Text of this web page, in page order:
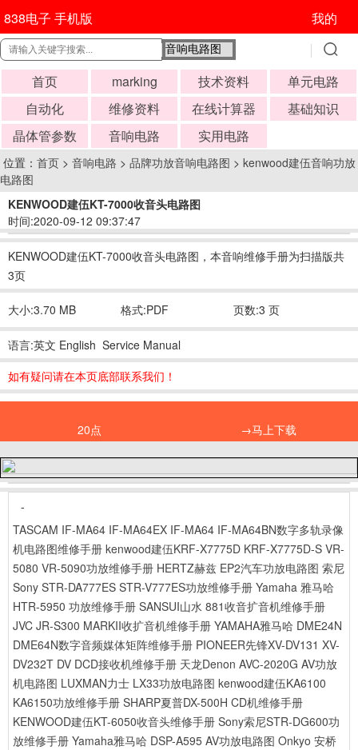
838电子 手机版 我的
首页 marking 技术资料
单元电路
自动化
维修资料 在线计算器
基础知识
晶体管参数
音响电路 实用电路
位置： 首页 > 音响电路 > 品牌功放音响电路图 > kenwood建伍音响功放
电路图
KENWOOD建伍KT-7000收音头电路图
时间:2020-09-12 09:37:47
KENWOOD建伍KT-7000收音头电路图，本音响维修手册为扫描版共
3页
大小:3.70 MB 格式:PDF 页数:3 页
语言:英文 English Service Manual
如有疑问请在本页底部联系我们！
20点 →马上下载
-
TASCAM IF-MA64 IF-MA64EX IF-MA64 IF-MA64BN数字多轨录像
机电路图维修手册 kenwood建伍KRF-X7775D KRF-X7775D-S VR-
5080 VR-5090功放维修手册 HERTZ赫兹 EP2汽车功放电路图 索尼
Sony STR-DA777ES STR-V777ES功放维修手册 Yamaha 雅马哈
HTR-5950 功放维修手册 SANSUI山水 881收音扩音机维修手册
JVC JR-S300 MARKII收扩音机维修手册 YAMAHA雅马哈 DME24N
DME64N数字音频媒体矩阵维修手册 PIONEER先锋XV-DV131 XV-
DV232T DV DCD接收机维修手册 天龙Denon AVC-2020G AV功放
机电路图 LUXMAN力士 LX33功放电路图 kenwood建伍KA6100
KA6150功放维修手册 SHARP夏普DX-500H CD机维修手册
KENWOOD建伍KT-6050收音头维修手册 Sony索尼STR-DG600功
放维修手册 Yamaha雅马哈 DSP-A595 AV功放电路图 Onkyo 安桥